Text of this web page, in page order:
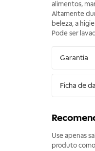
alimentos,
Altamente
beleza, a
Pode ser
Garantia
Ficha de
Use apenas
produto